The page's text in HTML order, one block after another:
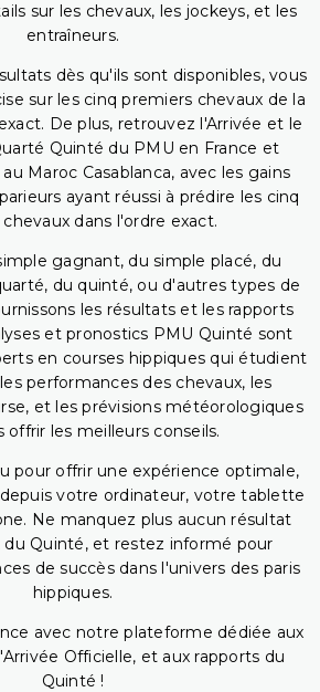
sur les chevaux, les jockeys, et les
entraîneurs.
dès qu'ils sont disponibles, vous
sur les cinq premiers chevaux de la
De plus, retrouvez l'Arrivée et le
Quinté du PMU en France et
Maroc Casablanca, avec les gains
ayant réussi à prédire les cinq
dans l'ordre exact.
gagnant, du simple placé, du
du quinté, ou d'autres types de
les résultats et les rapports
et pronostics PMU Quinté sont
en courses hippiques qui étudient
performances des chevaux, les
et les prévisions météorologiques
offrir les meilleurs conseils.
pour offrir une expérience optimale,
votre ordinateur, votre tablette
Ne manquez plus aucun résultat
du Quinté, et restez informé pour
de succès dans l'univers des paris
hippiques.
avec notre plateforme dédiée aux
Officielle, et aux rapports du
Quinté !